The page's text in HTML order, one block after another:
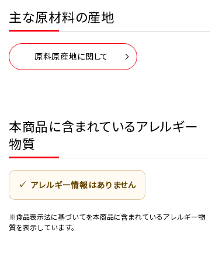
主な原材料の産地
原料原産地に関して
本商品に含まれているアレルギー
物質
アレルギー情報はありません
※食品表示法に基づいてを本商品に含まれているアレルギー物
質を表示しています。